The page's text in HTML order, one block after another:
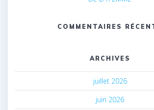
COMMENTAIRES
ARCHIVES
juillet 2026
juin 2026